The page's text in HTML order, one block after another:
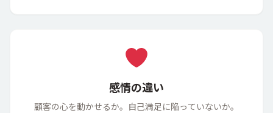
感情の違い
顧客の心を動かせるか。 自己満足 に陥っていないか。